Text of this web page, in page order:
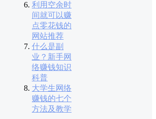
利用空余时
间就可以赚
点零花钱的
网站推荐
什么是副
业？新手网
络赚钱知识
科普
大学生网络
赚钱的七个
方法及教学